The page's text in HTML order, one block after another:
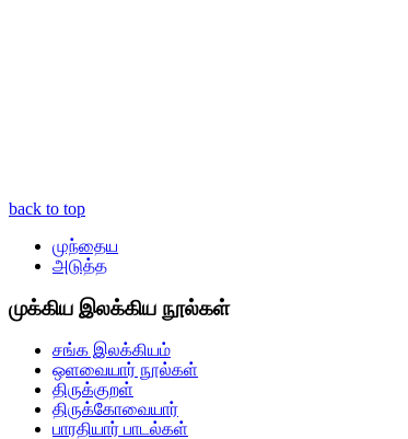
back to top
முந்தைய
அடுத்த
முக்கிய இலக்கிய நூல்கள்
சங்க இலக்கியம்
ஒளவையார் நூல்கள்
திருக்குறள்
திருக்கோவையார்
பாரதியார் பாடல்கள்